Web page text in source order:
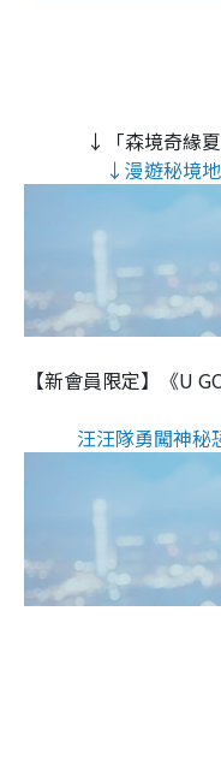
↓「森境奇緣
↓漫遊秘境
【新會員限定】《U
汪汪隊勇闖神秘